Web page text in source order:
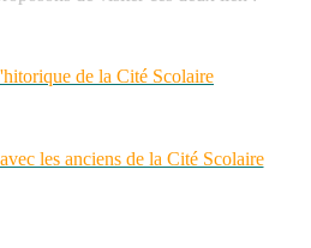
de la Cité Scolaire
les anciens de la Cité Scolaire